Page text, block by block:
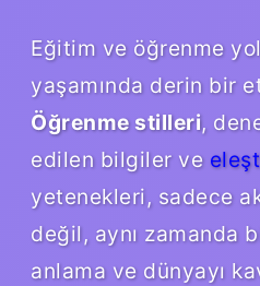
Eğitim ve öğrenme
yaşamında derin bir
Öğrenme stilleri,
edilen bilgiler ve
yetenekleri, sadece
değil, aynı zamanda
anlama ve dünyayı